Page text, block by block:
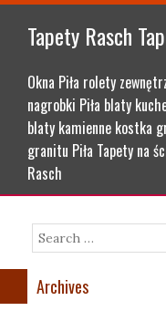
Tapety Rasch
Okna Piła rolety
nagrobki Piła blaty
blaty kamienne kostka
granitu Piła Tapety na
Rasch
Search
Archives